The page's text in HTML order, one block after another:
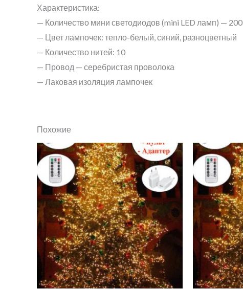
Характеристика:
— Количество мини светодиодов (mini LED ламп) — 200
— Цвет лампочек: тепло-белый, синий, разноцветный
— Количество нитей: 10
— Провод — серебристая проволока
— Лаковая изоляция лампочек
Похожие